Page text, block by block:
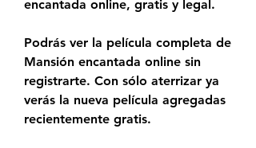
encantada online, gratis y legal.
Podrás ver la película completa de
Mansión encantada online sin
registrarte. Con sólo aterrizar ya
verás la nueva película agregadas
recientemente gratis.